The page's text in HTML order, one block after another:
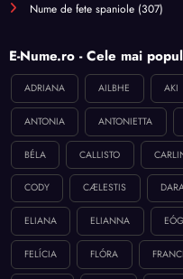
Nume de fete spaniole (307)
E-Nume.ro - Cele mai
ADRIANA AILBHE AKI
ANTONIA ANTONIETTA
BÉLA CALLISTO
CODY CÆLESTIS
ELIANA ELIANNA
FELÍCIA FLÓRA